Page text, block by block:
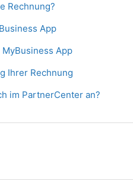
Rechnung?
App
App
Ihrer Rechnung
im PartnerCenter an?